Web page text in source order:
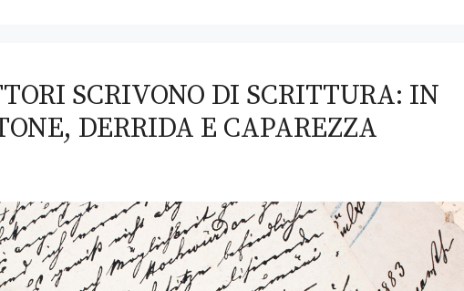
SCRIVONO DI SCRITTURA: IN
DERRIDA E CAPAREZZA